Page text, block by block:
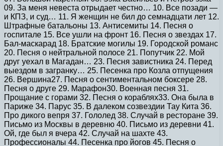
09. За меня невеста отрыдает честно… 10. Все позади —
и КПЗ, и суд… 11. Я женщин не бил до семнадцати лет 12.
Штрафные батальоны 13. Антисемиты 14. Песня о
госпитале 15. Все ушли на фронт 16. Песня о звездах 17.
Бал-маскарад 18. Братские могилы 19. Городской романс
20. Песня о нейтральной полосе 21. Попутчик 22. Мой
друг уехал в Магадан… 23. Песня завистника 24. Перед
выездом в загранку… 25. Песенка про Козла отпущения
26. Вершина27. Песня о сентиментальном боксере 28.
Песня о друге 29. Марафон30. Военная песня 31.
Прощание с горами 32. Песня о кораблях33. Она была в
Париже 34. Парус 35. В далеком созвездии Тау Кита 36.
Про дикого вепря 37. Гололед 38. Случай в ресторане 39.
Письмо из Москвы в деревню 40. Письмо из деревни 41.
Ой, где был я вчера 42. Случай на шахте 43.
Профессионалы 44. Песенка про йогов 45. Песня о